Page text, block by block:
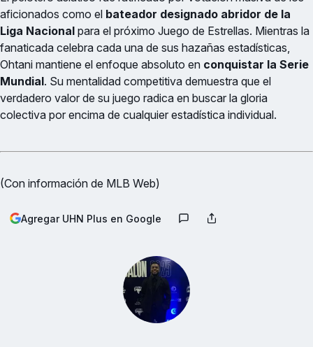
aficionados como el bateador designado abridor de la
Liga Nacional para el próximo Juego de Estrellas. Mientras la
fanaticada celebra cada una de sus hazañas estadísticas,
Ohtani mantiene el enfoque absoluto en conquistar la Serie
Mundial. Su mentalidad competitiva demuestra que el
verdadero valor de su juego radica en buscar la gloria
colectiva por encima de cualquier estadística individual.
(Con información de MLB Web)
Agregar UHN Plus en Google